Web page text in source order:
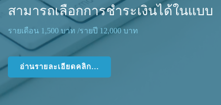
สามารถเลือกการชำระเงินได้ในแบบ
รายเดือน 1,500 บาท /​รายปี 12,000 บาท
อ่านรายละเอียดคลิก…